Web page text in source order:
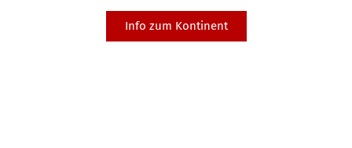
Info zum Kontinent